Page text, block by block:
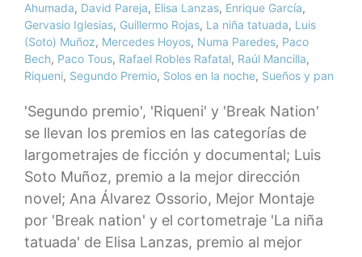
Ahumada, David Pareja, Elisa Lanzas, Enrique García,
Gervasio Iglesias, Guillermo Rojas, La niña tatuada, Luis
(Soto) Muñoz, Mercedes Hoyos, Numa Paredes, Paco
Bech, Paco Tous, Rafael Robles Rafatal, Raúl Mancilla,
Riqueni, Segundo Premio, Solos en la noche, Sueños y pan
'Segundo premio', 'Riqueni' y 'Break Nation'
se llevan los premios en las categorías de
largometrajes de ficción y documental; Luis
Soto Muñoz, premio a la mejor dirección
novel; Ana Álvarez Ossorio, Mejor Montaje
por 'Break nation' y el cortometraje 'La niña
tatuada' de Elisa Lanzas, premio al mejor